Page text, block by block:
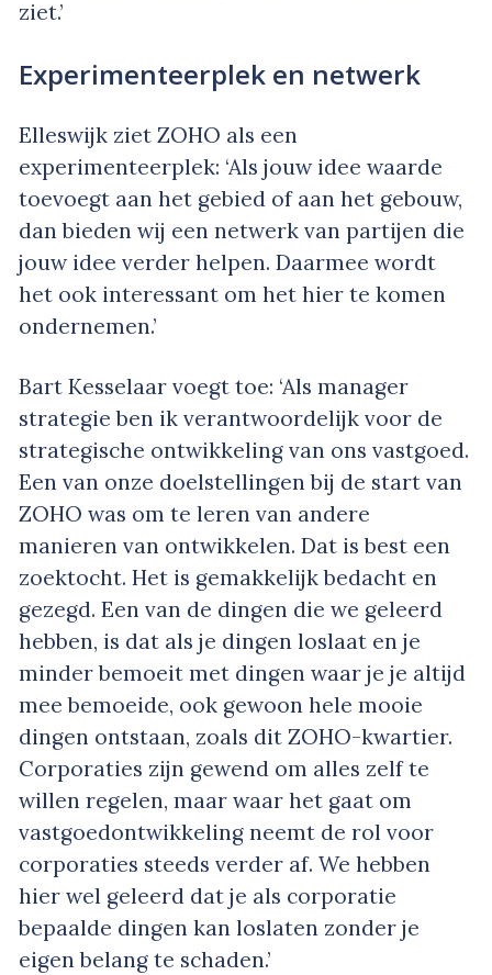
ziet.’
Experimenteerplek en netwerk
Elleswijk ziet ZOHO als een
experimenteerplek: ‘Als jouw idee waarde
toevoegt aan het gebied of aan het gebouw,
dan bieden wij een netwerk van partijen die
jouw idee verder helpen. Daarmee wordt
het ook interessant om het hier te komen
ondernemen.’
Bart Kesselaar voegt toe: ‘Als manager
strategie ben ik verantwoordelijk voor de
strategische ontwikkeling van ons vastgoed.
Een van onze doelstellingen bij de start van
ZOHO was om te leren van andere
manieren van ontwikkelen. Dat is best een
zoektocht. Het is gemakkelijk bedacht en
gezegd. Een van de dingen die we geleerd
hebben, is dat als je dingen loslaat en je
minder bemoeit met dingen waar je je altijd
mee bemoeide, ook gewoon hele mooie
dingen ontstaan, zoals dit ZOHO-kwartier.
Corporaties zijn gewend om alles zelf te
willen regelen, maar waar het gaat om
vastgoedontwikkeling neemt de rol voor
corporaties steeds verder af. We hebben
hier wel geleerd dat je als corporatie
bepaalde dingen kan loslaten zonder je
eigen belang te schaden.’